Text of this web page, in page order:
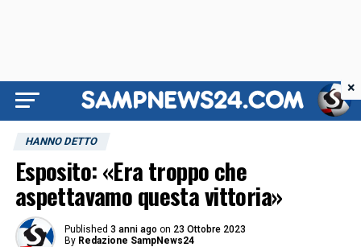
HANNO DETTO
Esposito: «Era troppo che
aspettavamo questa vittoria»
Published 3 anni ago on 23 Ottobre 2023
By Redazione SampNews24
×